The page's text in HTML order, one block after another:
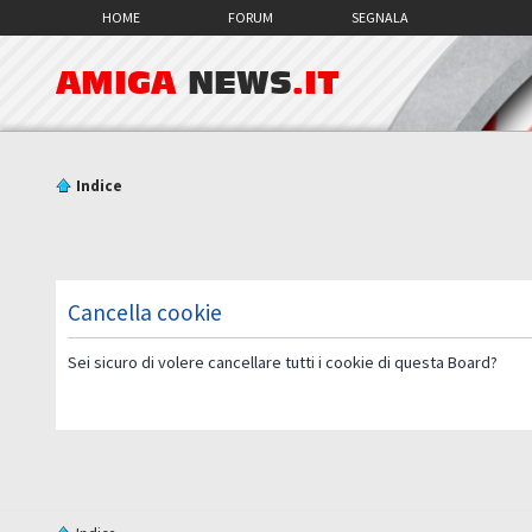
HOME FORUM SEGNALA
AMIGA NEWS.IT
Indice
Cancella cookie
Sei sicuro di volere cancellare tutti i cookie di questa Board?